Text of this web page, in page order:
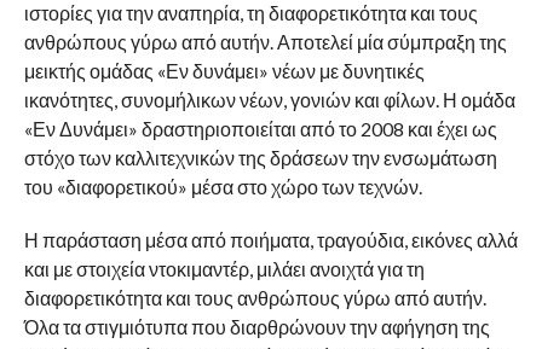
ιστορίες για την αναπηρία, τη διαφορετικότητα και τους
ανθρώπους γύρω από αυτήν. Αποτελεί μία σύμπραξη της
μεικτής ομάδας «Εν δυνάμει» νέων με δυνητικές
ικανότητες, συνομήλικων νέων, γονιών και φίλων. Η ομάδα
«Εν Δυνάμει» δραστηριοποιείται από το 2008 και έχει ως
στόχο των καλλιτεχνικών της δράσεων την ενσωμάτωση
του «διαφορετικού» μέσα στο χώρο των τεχνών.
Η παράσταση μέσα από ποιήματα, τραγούδια, εικόνες αλλά
και με στοιχεία ντοκιμαντέρ, μιλάει ανοιχτά για τη
διαφορετικότητα και τους ανθρώπους γύρω από αυτήν.
Όλα τα στιγμιότυπα που διαρθρώνουν την αφήγηση της